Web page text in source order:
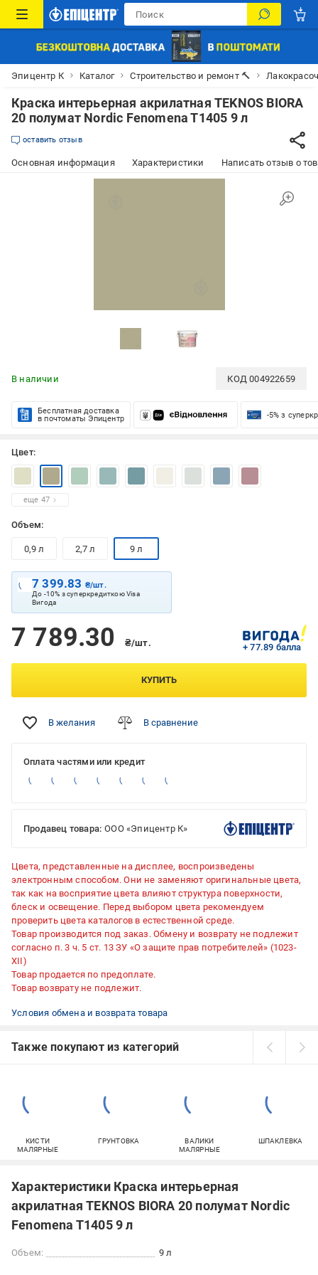
Эпицентр К Каталог Строительство и ремонт 🔨
Краска интерьерная акрилатная TEKNOS BIORA
20 полумат Nordic Fenomena T1405 9 л
оставить отзыв
Основная информация Характеристики Написать отзыв о
В наличии КОД004922659
Бесплатная доставка
в почтоматы Эпицентр
-5% з
Цвет:
еще 47
Объем:
0,9 л 2,7 л 9 л
7 399.83 ₴/шт.
До -10% з суперкредиткою Visa
Вигода
7 789.30 ₴/шт. + 77.89 балла
КУПИТЬ
В желания В сравнение
Оплата частями или кредит
Продавец товара: ООО «Эпицентр К»
Цвета, представленные на дисплее, воспроизведены
электронным способом. Они не заменяют оригинальные цвета,
так как на восприятие цвета влияют структура поверхности,
блеск и освещение. Перед выбором цвета рекомендуем
проверить цвета каталогов в естественной среде.
Товар производится под заказ. Обмену и возврату не подлежит
согласно п. 3 ч. 5 ст. 13 ЗУ «О защите прав потребителей» (1023-
XII)
Товар продается по предоплате.
Товар возврату не подлежит.
Условия обмена и возврата товара
Также покупают из категорий
КИСТИ
МАЛЯРНЫЕ
ГРУНТОВКА
ВАЛИКИ
МАЛЯРНЫЕ
ШПАКЛЕВКА
Характеристики Краска интерьерная
акрилатная TEKNOS BIORA 20 полумат Nordic
Fenomena T1405 9 л
Объем: 9 л